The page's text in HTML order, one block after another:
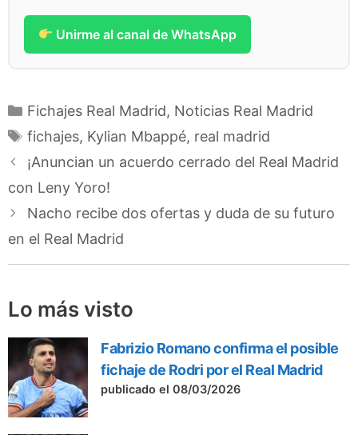
Unirme al canal de WhatsApp
Categorías
Fichajes Real Madrid, Noticias Real Madrid
Etiquetas
fichajes, Kylian Mbappé, real madrid
¡Anuncian un acuerdo cerrado del Real Madrid
con Leny Yoro!
Nacho recibe dos ofertas y duda de su futuro
en el Real Madrid
Lo más visto
Fabrizio Romano confirma el posible
fichaje de Rodri por el Real Madrid
publicado el 08/03/2026